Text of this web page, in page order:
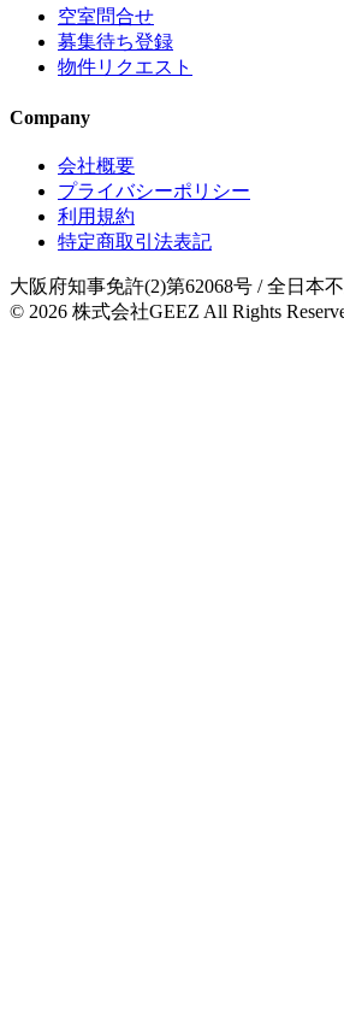
空室問合せ
募集待ち登録
物件リクエスト
Company
会社概要
プライバシーポリシー
利用規約
特定商取引法表記
大阪府知事免許(2)第62068号 / 全日本
© 2026 株式会社GEEZ All Rights